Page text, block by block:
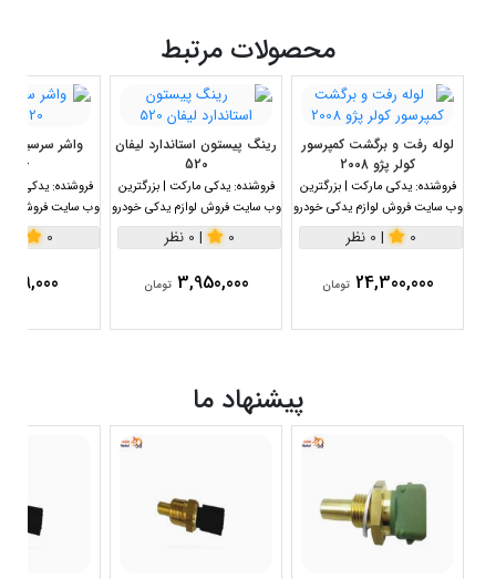
محصولات مرتبط
لوله رفت و برگشت کمپرسور
کولر پژو 2008
فروشنده: یدکی مارکت | بزرگترین
وب سایت فروش لوازم یدکی خودرو
0
| 0 نظر
24,300,000 تومان
رینگ پیستون استاندارد لیفان
520
فروشنده: یدکی مارکت | بزرگترین
وب سایت فروش لوازم یدکی خودرو
0
| 0 نظر
3,950,000 تومان
-1600
فروشنده: یدکی
وب سایت فروش
0
729,000
پیشنهاد ما